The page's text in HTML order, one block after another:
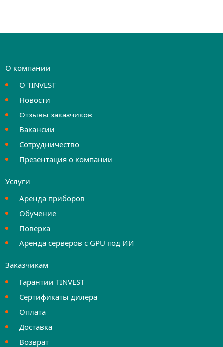
О компании
О TINVEST
Новости
Отзывы заказчиков
Вакансии
Сотрудничество
Презентация о компании
Услуги
Аренда приборов
Обучение
Поверка
Аренда серверов с GPU под ИИ
Заказчикам
Гарантии TINVEST
Сертификаты дилера
Оплата
Доставка
Возврат